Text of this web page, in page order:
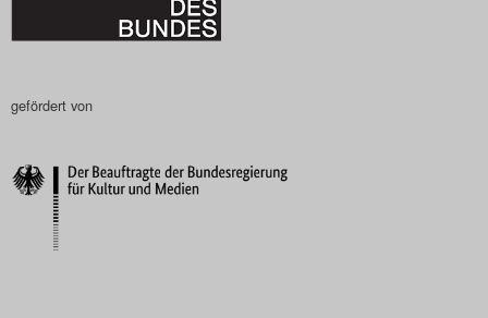
Impressum
gefördert von